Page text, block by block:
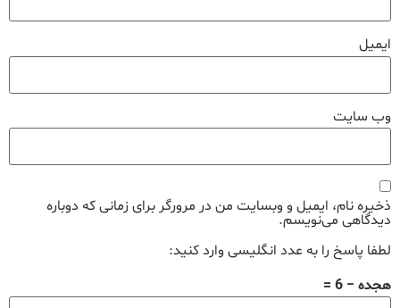
ایمیل
وب‌ سایت
ذخیره نام، ایمیل و وبسایت من در مرورگر برای زمانی که دوباره
دیدگاهی می‌نویسم.
لطفا پاسخ را به عدد انگلیسی وارد کنید:
هجده − 6 =